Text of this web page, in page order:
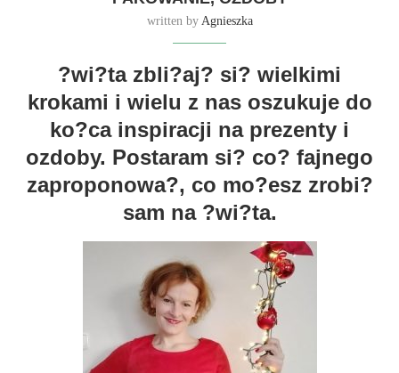
written by Agnieszka
?wi?ta zbli?aj? si? wielkimi
krokami i wielu z nas oszukuje do
ko?ca inspiracji na prezenty i
ozdoby. Postaram si? co? fajnego
zaproponowa?, co mo?esz zrobi?
sam na ?wi?ta.